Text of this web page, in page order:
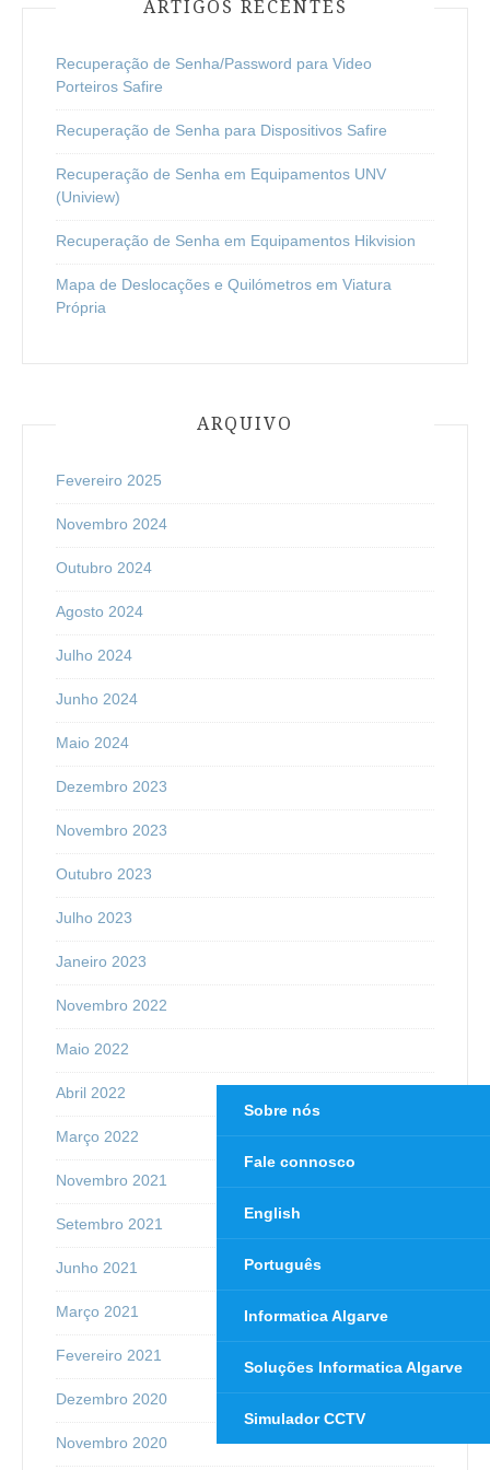
ARTIGOS RECENTES
Recuperação de Senha/Password para Video
Porteiros Safire
Recuperação de Senha para Dispositivos Safire
Recuperação de Senha em Equipamentos UNV
(Uniview)
Recuperação de Senha em Equipamentos Hikvision
Mapa de Deslocações e Quilómetros em Viatura
Própria
ARQUIVO
Fevereiro 2025
Novembro 2024
Outubro 2024
Agosto 2024
Julho 2024
Junho 2024
Maio 2024
Dezembro 2023
Novembro 2023
Outubro 2023
Julho 2023
Janeiro 2023
Novembro 2022
Maio 2022
Abril 2022
Março 2022
Novembro 2021
Setembro 2021
Junho 2021
Março 2021
Fevereiro 2021
Dezembro 2020
Novembro 2020
Sobre nós
Fale connosco
English
Português
Informatica Algarve
Soluções Informatica Algarve
Simulador CCTV